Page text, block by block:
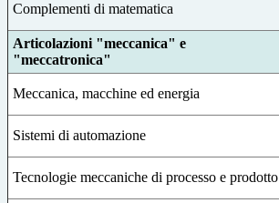
Complementi di matematica
Articolazioni "meccanica" e
"meccatronica"
Meccanica, macchine ed energia
Sistemi di automazione
Tecnologie meccaniche di processo e prodotto